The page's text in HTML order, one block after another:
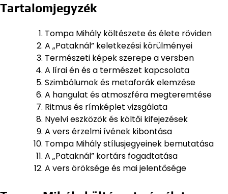
Tartalomjegyzék
Tompa Mihály költészete és élete röviden
A „Pataknál” keletkezési körülményei
Természeti képek szerepe a versben
A lírai én és a természet kapcsolata
Szimbólumok és metaforák elemzése
A hangulat és atmoszféra megteremtése
Ritmus és rímképlet vizsgálata
Nyelvi eszközök és költői kifejezések
A vers érzelmi ívének kibontása
Tompa Mihály stílusjegyeinek bemutatása
A „Pataknál” kortárs fogadtatása
A vers öröksége és mai jelentősége